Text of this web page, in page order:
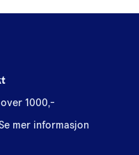
1000,-
mer informasjon